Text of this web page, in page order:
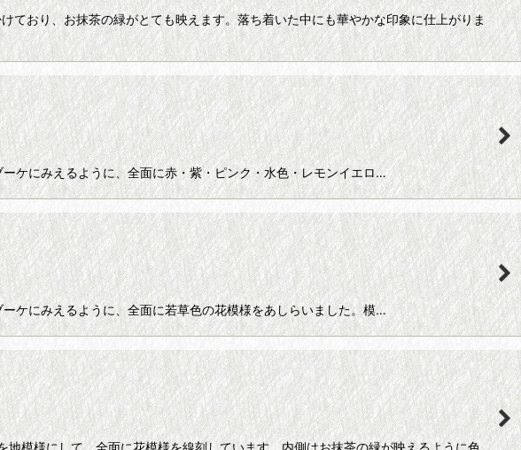
ており、お抹茶の緑がとても映えます。落ち着いた中にも華やかな印象に仕上がりま
ケにみえるように、全面に赤・紫・ピンク・水色・レモンイエロ…
ケにみえるように、全面に若草色の花模様をあしらいました。模…
模様にして、全面に花模様を線刻しています。内側はお抹茶の緑が映えるように色